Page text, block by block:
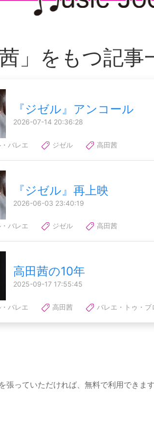
茜」をもつ記事
『ジゼル』アンコール
2026-07-14 20:36:28
バレエ ジゼル 高田茜
『ジゼル』再上映
2026-06-03 23:40:19
バレエ ジゼル 高田茜
高田茜の10年
2025-09-17 17:55:45
バレエ 高田茜 バレエ・トゥ・ブ
っていただければ、無料で利用できます